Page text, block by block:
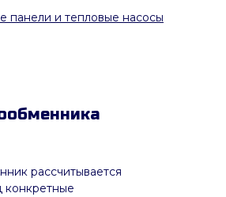
панели и тепловые насосы
рассчитывается
конкретные